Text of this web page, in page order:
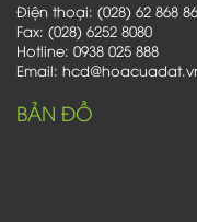
Điện thoại: (028) 62 868
Fax: (028) 6252 8080
Hotline: 0938 025 888
Email:
BẢN ĐỒ